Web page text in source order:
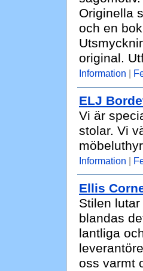
Originella
och en
original.
Information |
ELJ
Vi är
stolar. Vi
Information |
Ellis
Stilen
blandas
lantliga
oss varmt